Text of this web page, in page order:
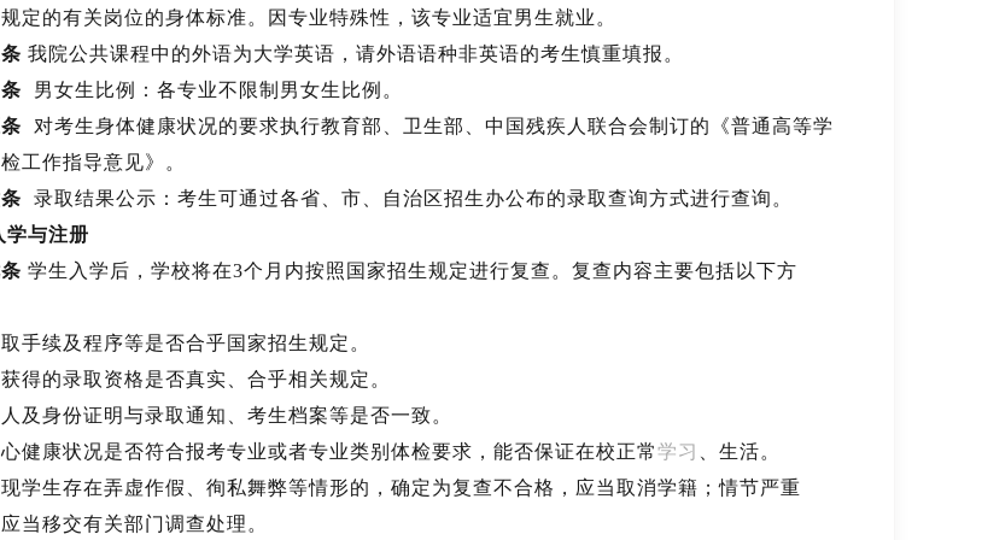
定的有关岗位的身体标准。因专业特殊性，该专业适宜男生就业。
我院公共课程中的外语为大学英语，请外语语种非英语的考生慎重填报。
男女生比例：各专业不限制男女生比例。
对考生身体健康状况的要求执行教育部、卫生部、中国残疾人联合会制订的《普通高等学
工作指导意见》。
录取结果公示：考生可通过各省、市、自治区招生办公布的录取查询方式进行查询。
学与注册
学生入学后，学校将在3个月内按照国家招生规定进行复查。复查内容主要包括以下方
取手续及程序等是否合乎国家招生规定。
获得的录取资格是否真实、合乎相关规定。
人及身份证明与录取通知、考生档案等是否一致。
心健康状况是否符合报考专业或者专业类别体检要求，能否保证在校正常学习
、生活。
学生存在弄虚作假、徇私舞弊等情形的，确定为复查不合格，应当取消学籍；情节严重
当移交有关部门调查处理。